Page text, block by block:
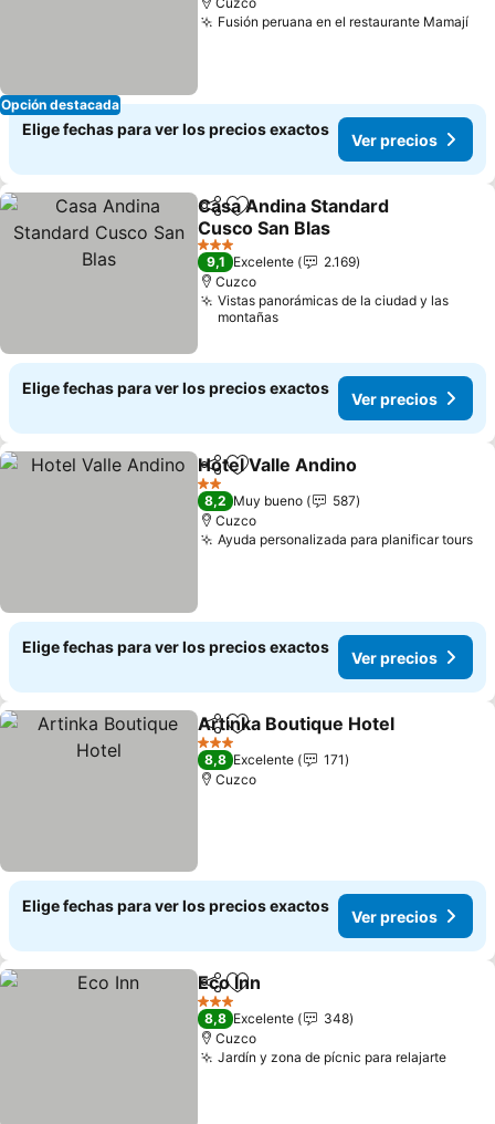
Opción destacada
Fusión peruana en el restaurante Mamají
Elige fechas para ver los precios exactos
Ver precios
CompartirAgregar a favoritos
Casa Andina Standard
Cusco San Blas
Ver precios
3 Estrellas
9,1 Excelente
2.169
Cuzco
Vistas panorámicas de la ciudad y las
montañas
Elige fechas para ver los precios exactos
Ver precios
CompartirAgregar a favoritos
Hotel Valle Andino
2 Estrellas
8,2 Muy bueno
587
Cuzco
Ayuda personalizada para planificar tours
Elige fechas para ver los precios exactos
Ver precios
CompartirAgregar a favoritos
Artinka Boutique Hotel
3 Estrellas
8,8 Excelente
171
Cuzco
Elige fechas para ver los precios exactos
Ver precios
CompartirAgregar a favoritos
Eco Inn
3 Estrellas
8,8 Excelente
348
Cuzco
Jardín y zona de pícnic para relajarteVer